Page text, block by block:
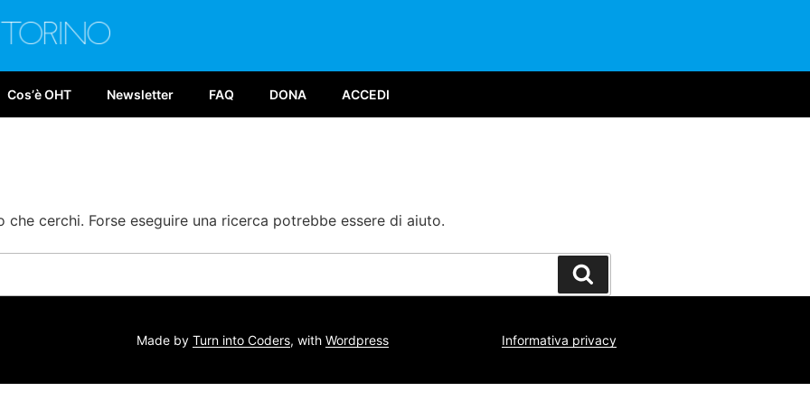
TORINO
Cosʼè OHT Newsletter FAQ DONA ACCEDI
cerchi. Forse eseguire una ricerca potrebbe essere di aiuto.
Made by Turn into Coders, with Wordpress Informativa privacy